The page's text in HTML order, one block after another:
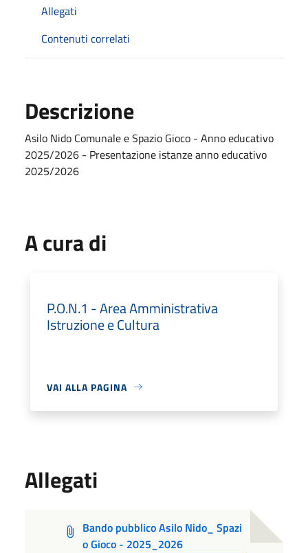
Allegati
Contenuti correlati
Descrizione
Asilo Nido Comunale e Spazio Gioco - Anno educativo
2025/2026 - Presentazione istanze anno educativo
2025/2026
A cura di
P.O.N.1 - Area Amministrativa
Istruzione e Cultura
VAI ALLA PAGINA
Allegati
Bando pubblico Asilo Nido_ Spazi
o Gioco - 2025_2026